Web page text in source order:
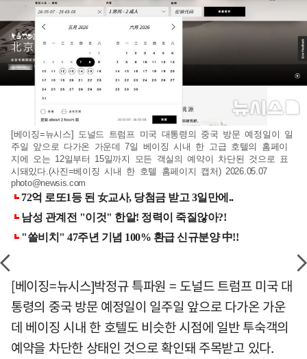
[베이징=뉴시스] 도널드 트럼프 미국 대통령의 중국 방문 예정일이 일
주일 앞으로 다가온 가운데 7일 베이징 시내 한 고급 호텔의 홈페이
지에 오는 12일부터 15일까지 모든 객실의 예약이 차단된 것으로 표
시돼있다.(사진=베이징 시내 한 호텔 홈페이지 캡처) 2026.05.07
photo@newsis.com
[베이징=뉴시스]박정규 특파원 = 도널드 트럼프 미국 대
통령의 중국 방문 예정일이 일주일 앞으로 다가온 가운
데 베이징 시내 한 호텔도 비슷한 시점에 일반 투숙객의
예약을 차단한 상태인 것으로 확인돼 주목받고 있다.